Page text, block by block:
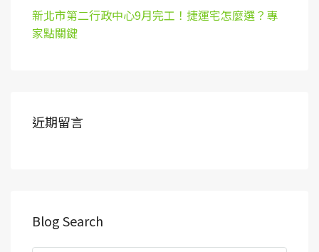
新北市第二行政中心9月完工！捷運宅怎麼選？專
家點關鍵
近期留言
Blog Search